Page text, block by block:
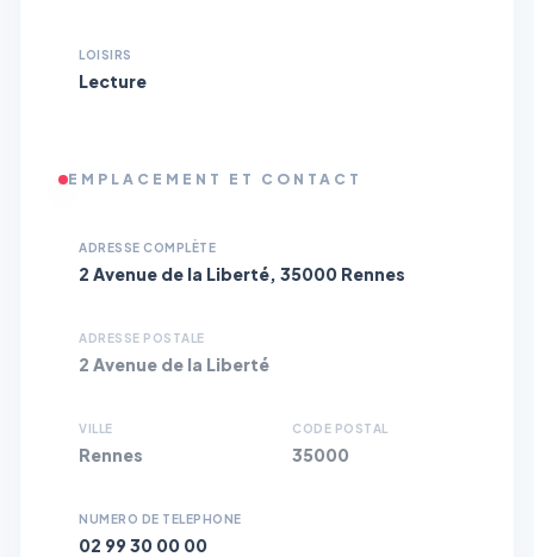
LOISIRS
Lecture
EMPLACEMENT ET CONTACT
ADRESSE COMPLÈTE
2 Avenue de la Liberté, 35000 Rennes
ADRESSE POSTALE
2 Avenue de la Liberté
VILLE
Rennes
CODE POSTAL
35000
NUMERO DE TELEPHONE
02 99 30 00 00